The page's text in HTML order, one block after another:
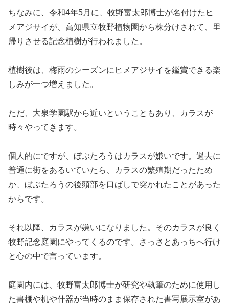
ちなみに、令和4年5月に、牧野富太郎博士が名付けたヒ
メアジサイが、高知県立牧野植物園から株分けされて、里
帰りさせる記念植樹が行われました。
植樹後は、梅雨のシーズンにヒメアジサイを鑑賞できる楽
しみが一つ増えました。
ただ、大泉学園駅から近いということもあり、カラスが
時々やってきます。
個人的にですが、ぼぶたろうはカラスが嫌いです。過去に
普通に街をあるいていたら、カラスの繁殖期だったため
か、ぼぶたろうの後頭部を口ばしで突かれたことがあった
からです。
それ以降、カラスが嫌いになりました。そのカラスが良く
牧野記念庭園にやってくるのです。さっさとあっちへ行け
と心の中で言っています。
庭園内には、牧野富太郎博士が研究や執筆のために使用し
た書棚や机や什器が当時のまま保存された書写展示室があ